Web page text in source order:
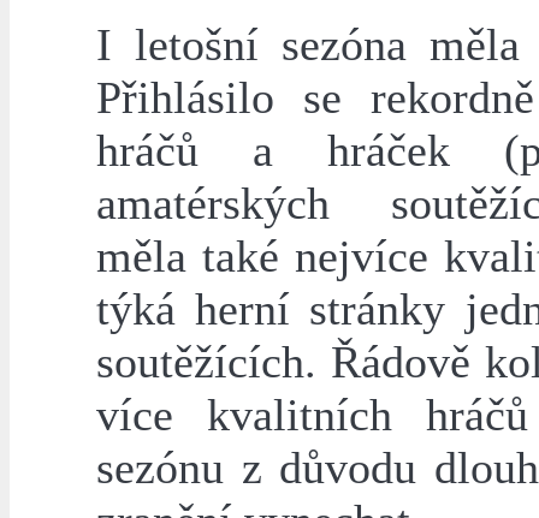
I letošní sezóna
Přihlásilo se
hráčů a hráček
amatérských
měla také nejvíce
týká herní stránky
soutěžících. Řádově
více kvalitních
sezónu z důvodu